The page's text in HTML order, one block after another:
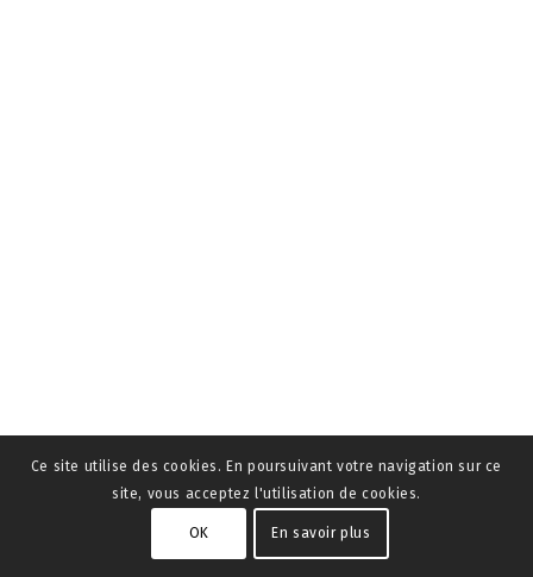
Ce site utilise des cookies. En poursuivant votre navigation sur ce
site, vous acceptez l'utilisation de cookies.
OK En savoir plus